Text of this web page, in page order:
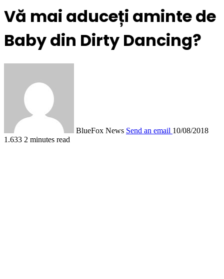
Vă mai aduceți aminte de
Baby din Dirty Dancing?
BlueFox News Send an email 10/08/2018
1.633 2 minutes read